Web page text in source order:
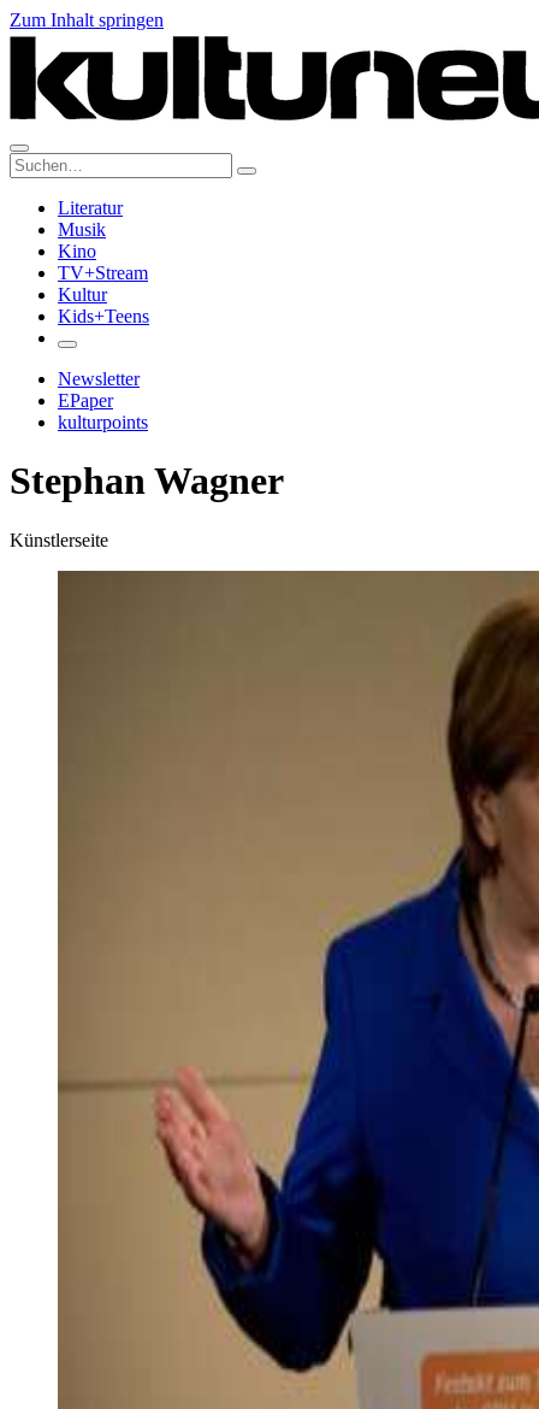
Zum Inhalt springen
Suche:
Literatur
Musik
Kino
TV+Stream
Kultur
Kids+Teens
Newsletter
EPaper
kulturpoints
Stephan Wagner
Künstlerseite